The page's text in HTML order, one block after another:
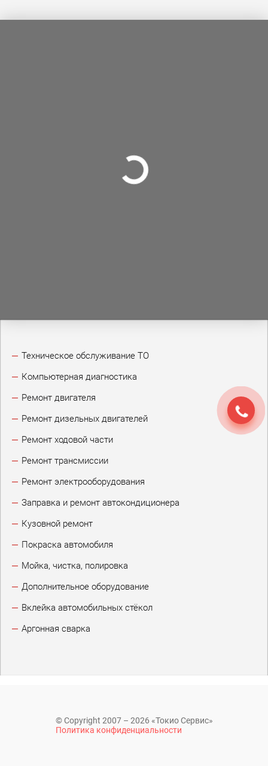
Техническое обслуживание ТО
Компьютерная диагностика
Ремонт двигателя
Ремонт дизельных двигателей
Ремонт ходовой части
Ремонт трансмиссии
Ремонт электрооборудования
Заправка и ремонт автокондиционера
Кузовной ремонт
Покраска автомобиля
Мойка, чистка, полировка
Дополнительное оборудование
Вклейка автомобильных стёкол
Аргонная сварка
© Copyright 2007 – 2026 «Токио Сервис»
Политика конфиденциальности